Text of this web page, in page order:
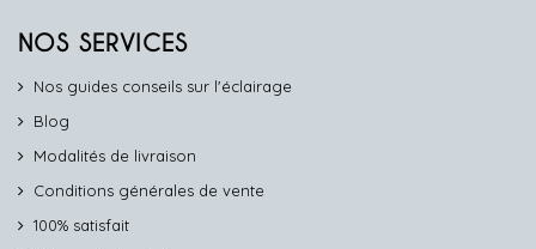
NOS SERVICES
Nos guides conseils sur l'éclairage
Blog
Modalités de livraison
Conditions générales de vente
100% satisfait